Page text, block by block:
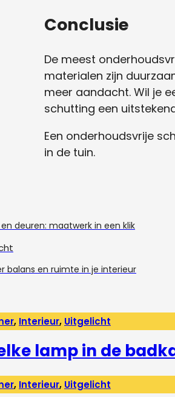
Conclusie
De meest
materialen zijn
meer aandacht. Wil je
schutting een
Een onderhoudsvrije
in de tuin.
deuren: maatwerk in een klik
balans en ruimte in je interieur
, Interieur, Uitgelicht
lamp in de
, Interieur, Uitgelicht